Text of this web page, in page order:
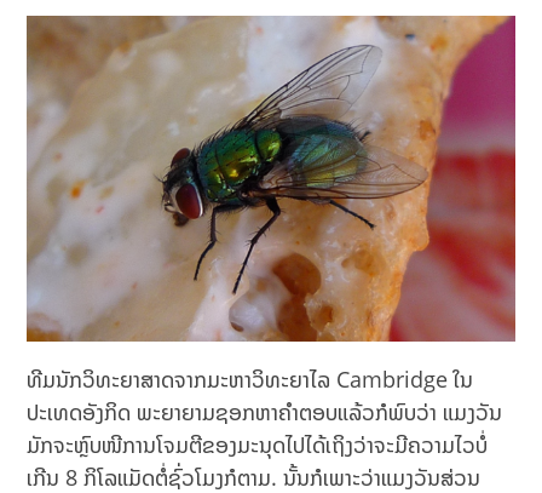
ທີມນັກວິທະຍາສາດຈາກມະຫາວິທະຍາໄລ Cambridge ໃນ
ປະເທດອັງກິດ ພະຍາຍາມຊອກຫາຄຳຕອບແລ້ວກໍພົບວ່າ ແມງວັນ
ມັກຈະຫຼົບໜີການໂຈມຕີຂອງມະນຸດໄປໄດ້ເຖິງວ່າຈະມີຄວາມໄວບໍ່
ເກີນ 8 ກິໂລແມັດຕໍ່ຊົ່ວໂມງກໍຕາມ. ນັ້ນກໍເພາະວ່າແມງວັນສ່ວນ